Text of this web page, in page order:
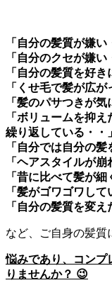
「自分の髪質が嫌い
「自分のクセが嫌い
「自分の髪質を好き
「くせ毛で髪が広が
「髪のパサつきが気
「ボリュームを抑
繰り返している・・」
「自分では自分の髪
「ヘアスタイルが
「昔に比べて髪が細
「髪がゴワゴワして
「自分の髪質を変え
など、ご自身の髪質
悩みであり、コンプ
りませんか？ 😉